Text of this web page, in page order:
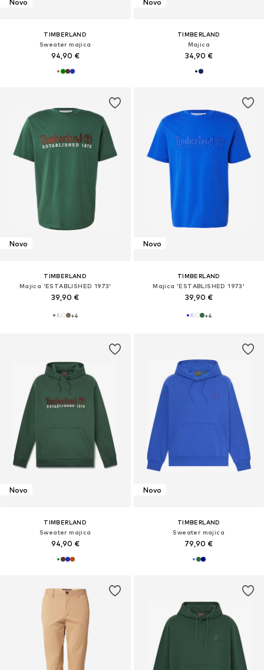
Novo
TIMBERLAND
Sweater majica
94,90 €
Novo
TIMBERLAND
Majica
34,90 €
Novo
TIMBERLAND
Majica 'ESTABLISHED 1973'
39,90 €
+4
Novo
TIMBERLAND
Majica 'ESTABLISHED 1973'
39,90 €
+4
Novo
TIMBERLAND
Sweater majica
94,90 €
Novo
TIMBERLAND
Sweater majica
79,90 €